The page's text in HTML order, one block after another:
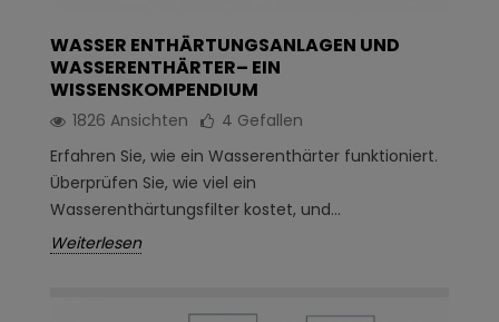
WASSER ENTHÄRTUNGSANLAGEN UND
WASSERENTHÄRTER– EIN
WISSENSKOMPENDIUM
1826 Ansichten 4 Gefallen
Erfahren Sie, wie ein Wasserenthärter funktioniert.
Überprüfen Sie, wie viel ein
Wasserenthärtungsfilter kostet, und...
Weiterlesen